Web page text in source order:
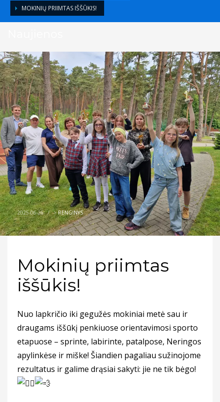
MOKINIŲ PRIIMTAS IŠŠŪKIS!
2025-06-26 / >RENGINYS
Mokinių priimtas
iššūkis!
Nuo lapkričio iki gegužės mokiniai metė sau ir
draugams iššūkį penkiuose orientavimosi sporto
etapuose – sprinte, labirinte, patalpose, Neringos
apylinkėse ir miške! Šiandien pagaliau sužinojome
rezultatus ir galime drąsiai sakyti: jie ne tik bėgo!